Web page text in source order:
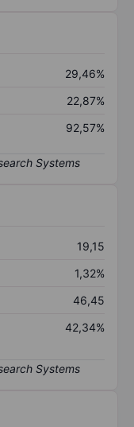
29,46%
22,87%
92,57%
19,15
1,32%
46,45
42,34%